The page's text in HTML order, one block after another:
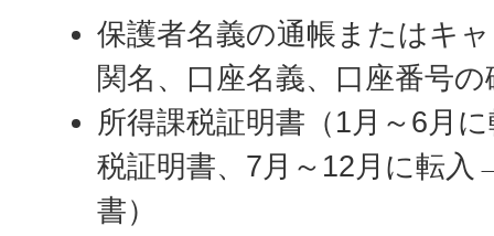
保護者名義の通帳またはキ
関名、口座名義、口座番号
所得課税証明書（1月～6月
税証明書、7月～12月に転
書）